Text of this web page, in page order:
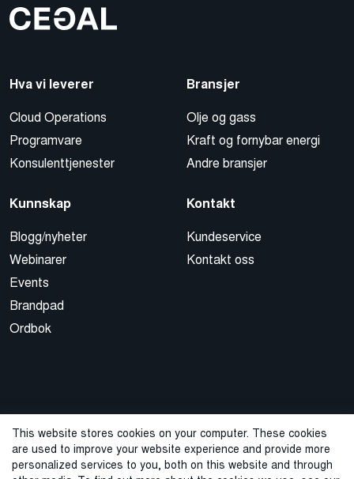
This website stores cookies on your computer. These cookies
are used to improve your website experience and provide more
personalized services to you, both on this website and through
Hva vi leverer
Cloud Operations
Programvare
Konsulenttjenester
Bransjer
Olje og gass
Kraft og fornybar energi
Andre bransjer
Kunnskap
Blogg/nyheter
Webinarer
Events
Brandpad
Ordbok
Kontakt
Kundeservice
Kontakt oss
© 2026 Cegal